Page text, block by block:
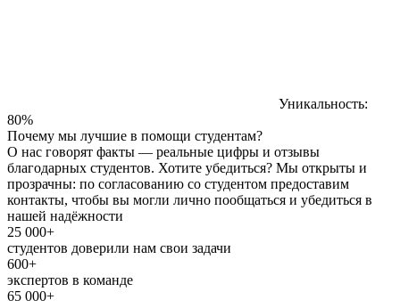
Уникальность:
80%
Почему мы лучшие в помощи студентам?
О нас говорят факты — реальные цифры и отзывы
благодарных студентов. Хотите убедиться? Мы открыты и
прозрачны: по согласованию со студентом предоставим
контакты, чтобы вы могли лично пообщаться и убедиться в
нашей надёжности
25 000+
студентов доверили нам свои задачи
600+
экспертов в команде
65 000+